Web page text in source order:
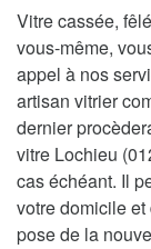
Vitre cassée,
vous-même,
appel à nos
artisan vitrier
dernier
vitre Lochieu
cas échéant. Il
votre domicile
pose de la